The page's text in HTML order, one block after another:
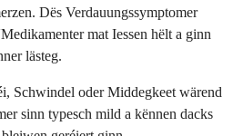
Dës Verdauungssymptomer
mat Iessen hëlt a ginn
lästeg.
Schwindel oder Middegkeet wärend
sinn typesch mild a kënnen dacks